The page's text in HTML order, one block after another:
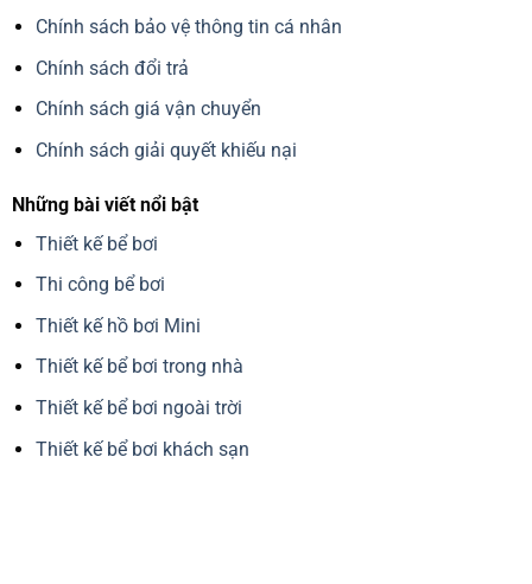
Chính sách bảo vệ thông tin cá nhân
Chính sách đổi trả
Chính sách giá vận chuyển
Chính sách giải quyết khiếu nại
Những bài viết nổi bật
Thiết kế bể bơi
Thi công bể bơi
Thiết kế hồ bơi Mini
Thiết kế bể bơi trong nhà
Thiết kế bể bơi ngoài trời
Thiết kế bể bơi khách sạn